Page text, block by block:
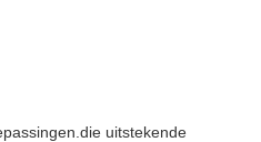
uitstekende